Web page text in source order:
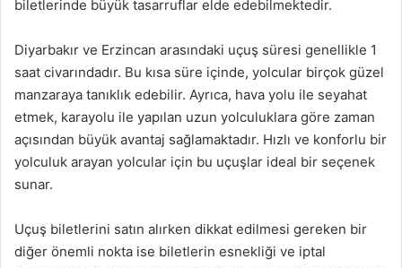
biletlerinde büyük tasarruflar elde edebilmektedir.
Diyarbakır ve Erzincan arasındaki uçuş süresi genellikle 1
saat civarındadır. Bu kısa süre içinde, yolcular birçok güzel
manzaraya tanıklık edebilir. Ayrıca, hava yolu ile seyahat
etmek, karayolu ile yapılan uzun yolculuklara göre zaman
açısından büyük avantaj sağlamaktadır. Hızlı ve konforlu bir
yolculuk arayan yolcular için bu uçuşlar ideal bir seçenek
sunar.
Uçuş biletlerini satın alırken dikkat edilmesi gereken bir
diğer önemli nokta ise biletlerin esnekliği ve iptal